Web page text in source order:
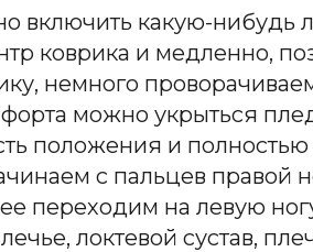
включить какую-нибудь
коврика и медленно,
немного
можно укрыться
положения и
с пальцев правой
переходим на левую
локтевой сустав,